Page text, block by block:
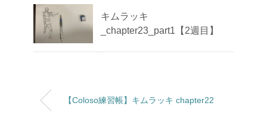
キムラッキ
_chapter23_part1【2週目】
【Coloso練習帳】キムラッキ chapter22